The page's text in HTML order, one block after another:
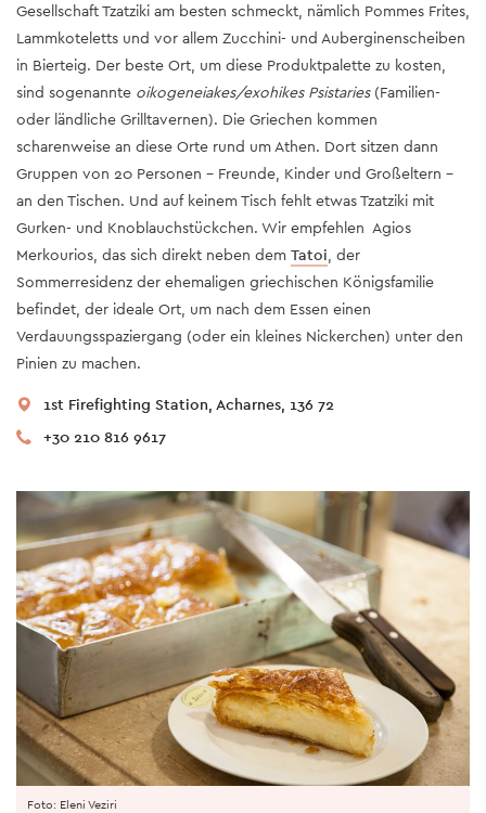
Gesellschaft Tzatziki am besten schmeckt, nämlich Pommes Frites,
Lammkoteletts und vor allem Zucchini- und Auberginenscheiben
in Bierteig. Der beste Ort, um diese Produktpalette zu kosten,
sind sogenannte oikogeneiakes/exohikes Psistaries(Familien-
oder ländliche Grilltavernen). Die Griechen kommen
scharenweise an diese Orte rund um Athen. Dort sitzen dann
Gruppen von 20 Personen – Freunde, Kinder und Großeltern -
an den Tischen. Und auf keinem Tisch fehlt etwas Tzatziki mit
Gurken- und Knoblauchstückchen. Wir empfehlen Agios
Merkourios, das sich direkt neben dem Tatoi, der
Sommerresidenz der ehemaligen griechischen Königsfamilie
befindet, der ideale Ort, um nach dem Essen einen
Verdauungsspaziergang (oder ein kleines Nickerchen) unter den
Pinien zu machen.
1st Firefighting Station, Acharnes, 136 72
+30 210 816 9617
Foto: Eleni Veziri